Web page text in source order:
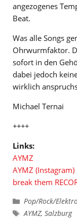
angezogenes
Beat.
Was alle Songs
Ohrwurmfaktor.
sofort in den
dabei jedoch
wirklich
Michael Ternai
++++
Links:
AYMZ
AYMZ (Instagram)
break them
Kategorien
Pop/Rock/
Schlagwörter
AYMZ,Salzburg